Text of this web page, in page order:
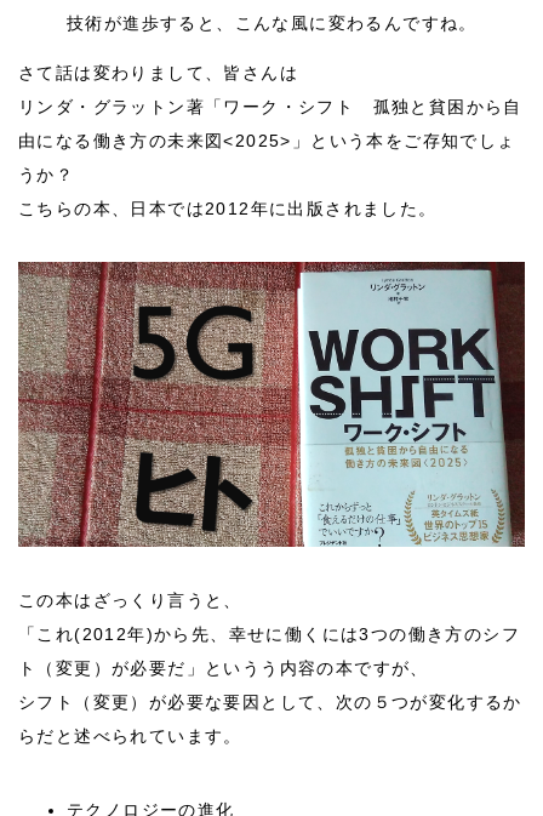
技術が進歩すると、こんな風に変わるんですね。
さて話は変わりまして、皆さんは
リンダ・グラットン著「ワーク・シフト 孤独と貧困から自
由になる働き方の未来図<2025>」という本をご存知でしょ
うか？
こちらの本、日本では2012年に出版されました。
この本はざっくり言うと、
「これ(2012年)から先、幸せに働くには3つの働き方のシフ
ト（変更）が必要だ」というう内容の本ですが、
シフト（変更）が必要な要因として、次の５つが変化するか
らだと述べられています。
テクノロジーの進化